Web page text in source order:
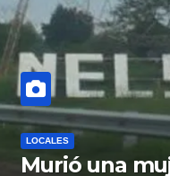
LOCALES
Murió una